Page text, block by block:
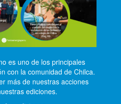
es uno de los principales
con la comunidad de Chilca.
más de nuestras acciones
ediciones.